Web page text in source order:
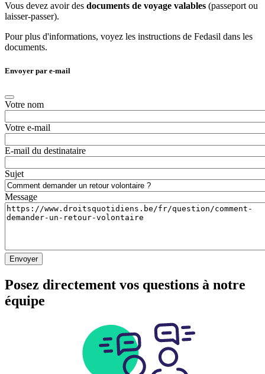
Vous devez avoir des documents de voyage valables (passeport ou
laisser-passer).
Pour plus d'informations, voyez les instructions de Fedasil dans les
documents.
Envoyer par e-mail
Votre nom
Votre e-mail
E-mail du destinataire
Sujet
Message
Posez directement vos questions à notre
équipe